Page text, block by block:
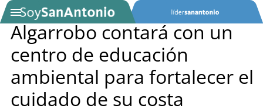
SOYTV
Podcast
Algarrobo contará con un
centro de educación
ambiental para fortalecer el
cuidado de su costa